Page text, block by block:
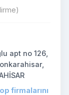
apt no 126,
firmalarını